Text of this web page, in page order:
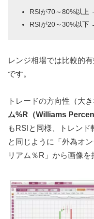
RSIが70～80%以
RSIが20～30%以
レンジ相場では比較的
です。
トレードの方向性（大
ム%R（Williams
もRSIと同様、トレン
と同じように「外為オ
リアム％R」から画像を